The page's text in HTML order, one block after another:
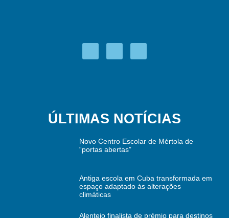
ÚLTIMAS NOTÍCIAS
Novo Centro Escolar de Mértola de
“portas abertas”
Antiga escola em Cuba transformada em
espaço adaptado às alterações
climáticas
Alentejo finalista de prémio para destinos